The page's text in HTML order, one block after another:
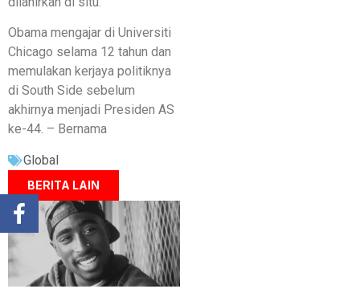
Obama mengajar di Universiti
Chicago selama 12 tahun dan
memulakan kerjaya politiknya
di South Side sebelum
akhirnya menjadi Presiden AS
ke-44. – Bernama
Global
BERITA LAIN